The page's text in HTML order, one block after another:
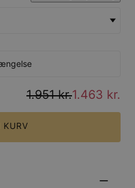
1.951 kr.1.463 kr.